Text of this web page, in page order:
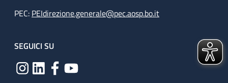
PEC: PEIdirezione.generale@pec.aosp.bo.it
SEGUICI SU